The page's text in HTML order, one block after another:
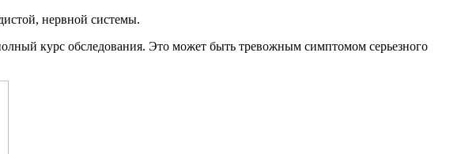
нервной системы.
курс обследования. Это может быть тревожным симптомом серьезного